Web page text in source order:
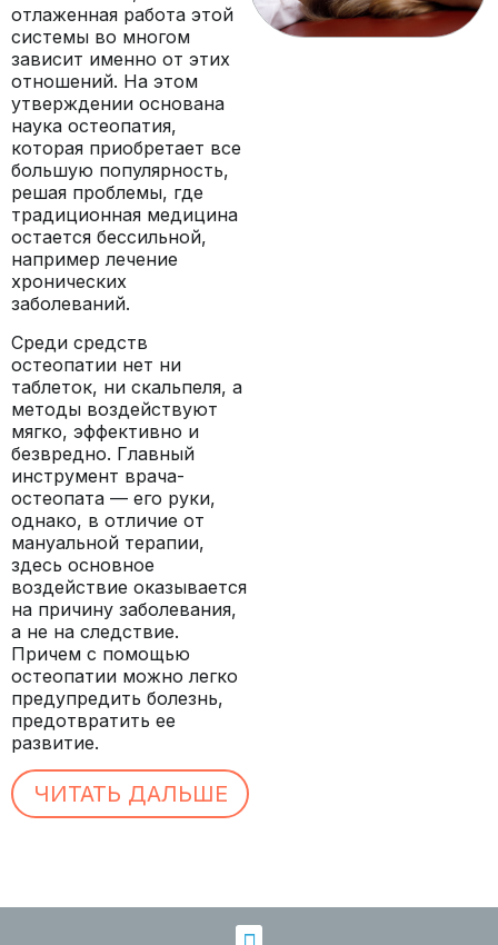
отлаженная работа этой
системы во многом
зависит именно от этих
отношений. На этом
утверждении основана
наука остеопатия,
которая приобретает все
большую популярность,
решая проблемы, где
традиционная медицина
остается бессильной,
например лечение
хронических
заболеваний.
Среди средств
остеопатии нет ни
таблеток, ни скальпеля, а
методы воздействуют
мягко, эффективно и
безвредно. Главный
инструмент врача-
остеопата — его руки,
однако, в отличие от
мануальной терапии,
здесь основное
воздействие оказывается
на причину заболевания,
а не на следствие.
Причем с помощью
остеопатии можно легко
предупредить болезнь,
предотвратить ее
развитие.
ЧИТАТЬ ДАЛЬШЕ